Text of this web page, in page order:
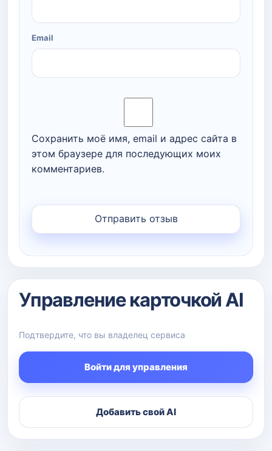
Email
Сохранить моё имя, email и адрес сайта в
этом браузере для последующих моих
комментариев.
Управление карточкой AI
Подтвердите, что вы владелец сервиса
Войти для управления
Добавить свой AI